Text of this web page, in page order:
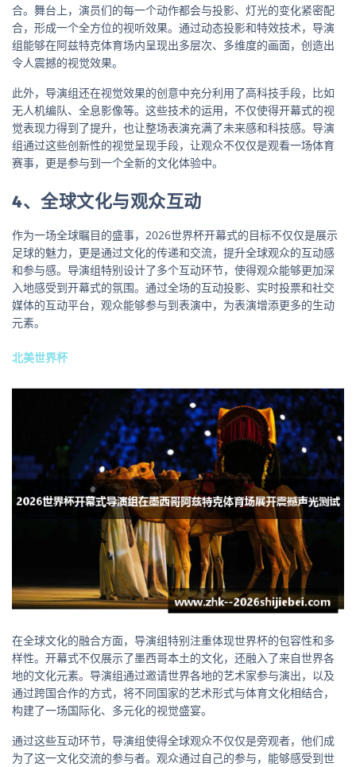
合。舞台上，演员们的每一个动作都会与投影、灯光的变化紧密配
合，形成一个全方位的视听效果。通过动态投影和特效技术，导演
组能够在阿兹特克体育场内呈现出多层次、多维度的画面，创造出
令人震撼的视觉效果。
此外，导演组还在视觉效果的创意中充分利用了高科技手段，比如
无人机编队、全息影像等。这些技术的运用，不仅使得开幕式的视
觉表现力得到了提升，也让整场表演充满了未来感和科技感。导演
组通过这些创新性的视觉呈现手段，让观众不仅仅是观看一场体育
赛事，更是参与到一个全新的文化体验中。
4、全球文化与观众互动
作为一场全球瞩目的盛事，2026世界杯开幕式的目标不仅仅是展示
足球的魅力，更是通过文化的传递和交流，提升全球观众的互动感
和参与感。导演组特别设计了多个互动环节，使得观众能够更加深
入地感受到开幕式的氛围。通过全场的互动投影、实时投票和社交
媒体的互动平台，观众能够参与到表演中，为表演增添更多的生动
元素。
北美世界杯
在全球文化的融合方面，导演组特别注重体现世界杯的包容性和多
样性。开幕式不仅展示了墨西哥本土的文化，还融入了来自世界各
地的文化元素。导演组通过邀请世界各地的艺术家参与演出，以及
通过跨国合作的方式，将不同国家的艺术形式与体育文化相结合，
构建了一场国际化、多元化的视觉盛宴。
通过这些互动环节，导演组使得全球观众不仅仅是旁观者，他们成
为了这一文化交流的参与者。观众通过自己的参与，能够感受到世